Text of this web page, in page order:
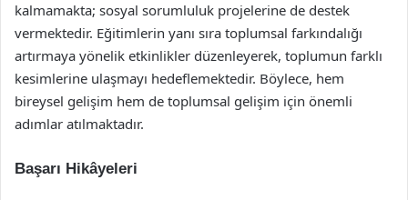
kalmamakta; sosyal sorumluluk projelerine de destek
vermektedir. Eğitimlerin yanı sıra toplumsal farkındalığı
artırmaya yönelik etkinlikler düzenleyerek, toplumun farklı
kesimlerine ulaşmayı hedeflemektedir. Böylece, hem
bireysel gelişim hem de toplumsal gelişim için önemli
adımlar atılmaktadır.
Başarı Hikâyeleri